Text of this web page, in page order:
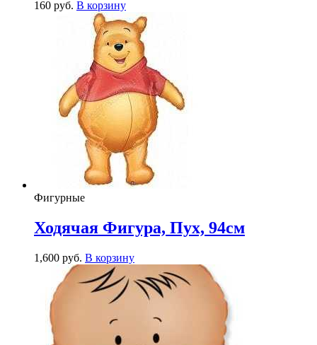
160 руб. В корзину
Фигурные
Ходячая Фигура, Пух, 94см
1,600 руб. В корзину